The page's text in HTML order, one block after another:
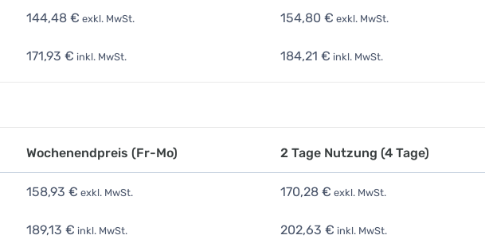
144,48 € exkl. MwSt. 154,80 € exkl. MwSt.
171,93 € inkl. MwSt. 184,21 € inkl. MwSt.
Wochenendpreis (Fr-Mo) 2 Tage Nutzung (4 Tage)
158,93 € exkl. MwSt. 170,28 € exkl. MwSt.
189,13 € inkl. MwSt. 202,63 € inkl. MwSt.